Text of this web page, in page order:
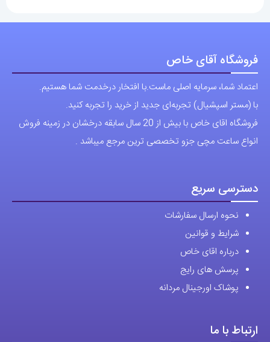
گزینه
ها
ممکن
است
در
انتخاب
گزینه
ها
است
انتخاب
فروشگاه آقای خاص
اعتماد شما، سرمایه اصلی ماست.با افتخار درخدمت شما هستیم.
با (مستر اسپشیال) تجربه‌ای جدید از خرید را تجربه کنید.
فروشگاه اقای خاص با بیش از 20 سال سابقه درخشان در زمینه فروش
انواع ساعت مچی جزو تخصصی ترین مرجع میباشد .
دسترسی سریع
نحوه ارسال سفارشات
شرایط و قوانین
درباره اقای خاص
پرسش های رایج
پوشاک اورجینال مردانه
ارتباط با ما